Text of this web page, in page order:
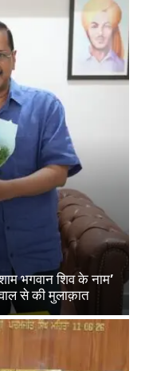
भगवान शिव के नाम’
से की मुलाक़ात